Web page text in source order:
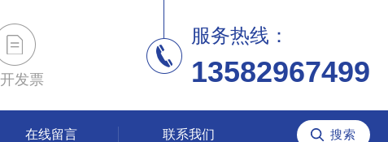
发票
服务热线：
13582967499
在线留言 联系我们